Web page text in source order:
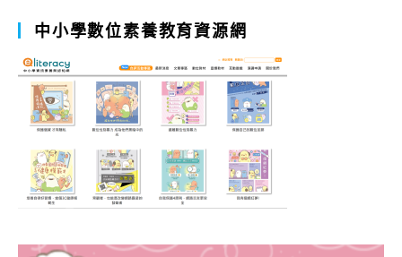
中小學數位素養教育資源網